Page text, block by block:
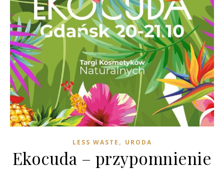
LESS WASTE , URODA
Ekocuda – przypomnienie